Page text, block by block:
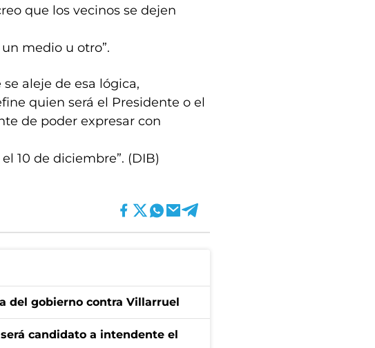
que los vecinos se dejen
medio u otro”.
aleje de esa lógica,
quien será el Presidente o el
de poder expresar con
10 de diciembre”. (DIB)
del gobierno contra Villarruel
candidato a intendente el